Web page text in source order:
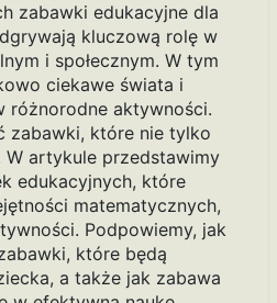
zabawki edukacyjne dla
kluczową rolę w
i społecznym. W tym
ciekawe świata i
różnorodne aktywności.
zabawki, które nie tylko
W artykule przedstawimy
edukacyjnych, które
matematycznych,
Podpowiemy, jak
które będą
a także jak zabawa